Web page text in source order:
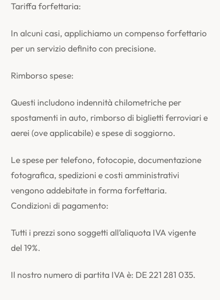
Tariffa forfettaria:
In alcuni casi, applichiamo un compenso forfettario
per un servizio definito con precisione.
Rimborso spese:
Questi includono indennità chilometriche per
spostamenti in auto, rimborso di biglietti ferroviari e
aerei (ove applicabile) e spese di soggiorno.
Le spese per telefono, fotocopie, documentazione
fotografica, spedizioni e costi amministrativi
vengono addebitate in forma forfettaria.
Condizioni di pagamento:
Tutti i prezzi sono soggetti all’aliquota IVA vigente
del 19%.
Il nostro numero di partita IVA è: DE 221 281 035.